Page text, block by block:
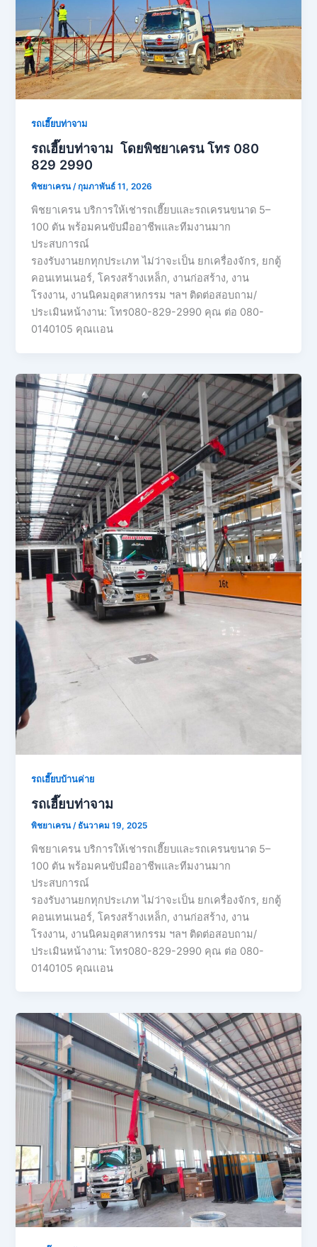
รถเฮี๊ยบท่าจาม
รถเฮี๊ยบท่าจาม โดยพิชยาเครน โทร 080
829 2990
พิชยาเครน/กุมภาพันธ์ 11, 2026
พิชยาเครน บริการให้เช่ารถเฮี๊ยบและรถเครนขนาด 5–
100 ตัน พร้อมคนขับมืออาชีพและทีมงานมาก
ประสบการณ์
รองรับงานยกทุกประเภท ไม่ว่าจะเป็น ยกเครื่องจักร, ยกตู้
คอนเทนเนอร์, โครงสร้างเหล็ก, งานก่อสร้าง, งาน
โรงงาน, งานนิคมอุตสาหกรรม ฯลฯ ติดต่อสอบถาม/
ประเมินหน้างาน: โทร080-829-2990 คุณ ต่อ 080-
0140105 คุณเเอน
รถเฮี๊ยบบ้านค่าย
รถเฮี๊ยบท่าจาม
พิชยาเครน / ธันวาคม 19, 2025
พิชยาเครน บริการให้เช่ารถเฮี๊ยบและรถเครนขนาด 5–
100 ตัน พร้อมคนขับมืออาชีพและทีมงานมาก
ประสบการณ์
รองรับงานยกทุกประเภท ไม่ว่าจะเป็น ยกเครื่องจักร, ยกตู้
คอนเทนเนอร์, โครงสร้างเหล็ก, งานก่อสร้าง, งาน
โรงงาน, งานนิคมอุตสาหกรรม ฯลฯ ติดต่อสอบถาม/
ประเมินหน้างาน: โทร080-829-2990 คุณ ต่อ 080-
0140105 คุณเเอน